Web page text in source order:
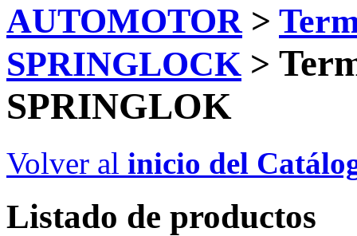
AUTOMOTOR>
SPRINGLOCK >
SPRINGLOK
Volver al inicio del
Listado de productos